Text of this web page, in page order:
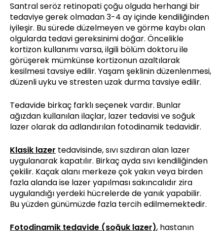
Santral seröz retinopati çoğu olguda herhangi bir
tedaviye gerek olmadan 3-4 ay içinde kendiliğinden
iyileşir. Bu sürede düzelmeyen ve görme kaybı olan
olgularda tedavi gereksinimi doğar. Öncelikle
kortizon kullanımı varsa, ilgili bölüm doktoru ile
görüşerek mümkünse kortizonun azaltılarak
kesilmesi tavsiye edilir. Yaşam şeklinin düzenlenmesi,
düzenli uyku ve stresten uzak durma tavsiye edilir.
Tedavide birkaç farklı seçenek vardır. Bunlar
ağızdan kullanılan ilaçlar, lazer tedavisi ve soğuk
lazer olarak da adlandırılan fotodinamik tedavidir.
Klasik lazer tedavisinde, sıvı sızdıran alan lazer
uygulanarak kapatılır. Birkaç ayda sıvı kendiliğinden
çekilir. Kaçak alanı merkeze çok yakın veya birden
fazla alanda ise lazer yapılması sakıncalıdır zira
uygulandığı yerdeki hücrelerde de yanık yapabilir.
Bu yüzden günümüzde fazla tercih edilmemektedir.
Fotodinamik tedavide (soğuk lazer), hastanın